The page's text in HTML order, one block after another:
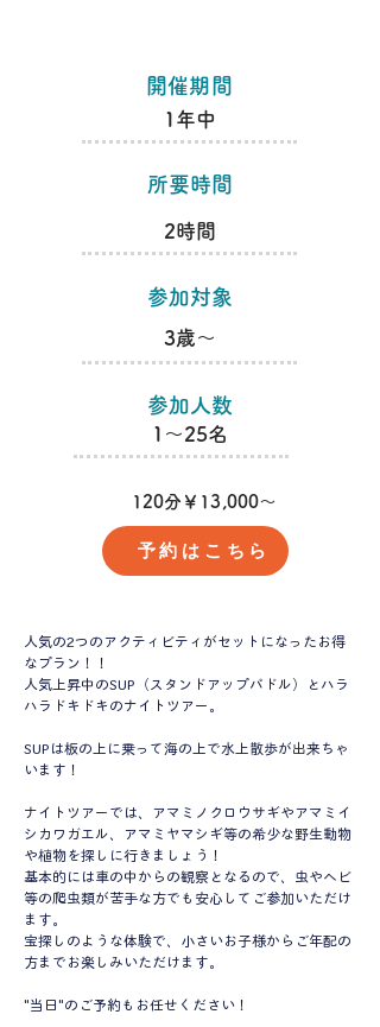
​開催期間
1年中
​所要時間
​2時間
​参加対象
​3歳～
​参加人数
​1～25名
120分￥13,000～
予約はこちら
​人気の2つのアクティビティがセットになったお得
なプラン！！
人気上昇中のSUP（スタンドアップパドル）とハラ
ハラドキドキのナイトツアー。
SUPは板の上に乗って海の上で水上散歩が出来ちゃ
います！
ナイトツアーでは、アマミノクロウサギやアマミイ
シカワガエル、アマミヤマシギ等の希少な野生動物
や植物を探しに行きましょう！
基本的には車の中からの観察となるので、虫やヘビ
等の爬虫類が苦手な方でも安心してご参加いただけ
ます。
宝探しのような体験で、小さいお子様からご年配の
方までお楽しみいただけます。
"当日"のご予約もお任せください！